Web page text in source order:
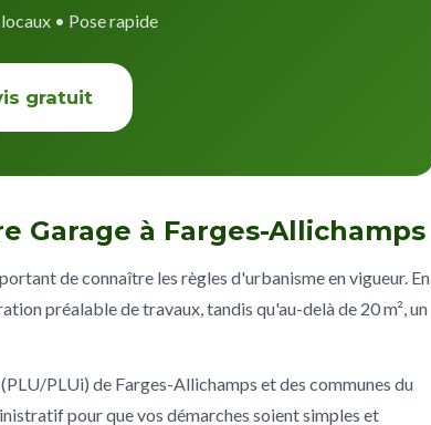
• Pose rapide
gratuit
Garage à Farges-Allichamps
de connaître les règles d'urbanisme en vigueur. En
préalable de travaux, tandis qu'au-delà de 20 m², un
PLUi) de Farges-Allichamps et des communes du
pour que vos démarches soient simples et